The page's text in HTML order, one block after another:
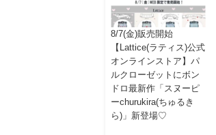
8/7(金)販売開始
【Lattice(ラティス)公式
オンラインストア】パ
ルクローゼットにボン
ドロ最新作「スヌーピ
ーchurukira(ちゅるき
ら)」新登場♡